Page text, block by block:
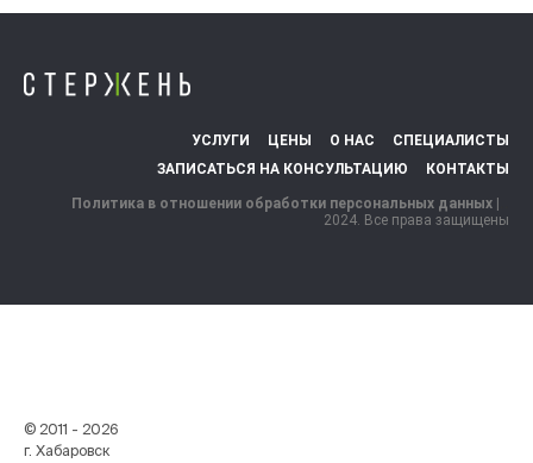
УСЛУГИ ЦЕНЫ О НАС
СПЕЦИАЛИСТЫ
ЗАПИСАТЬСЯ НА КОНСУЛЬТАЦИЮ
КОНТАКТЫ
Политика в отношении обработки персональных данных
2024. Все права защищены
© 2011 - 2026
г. Хабаровск